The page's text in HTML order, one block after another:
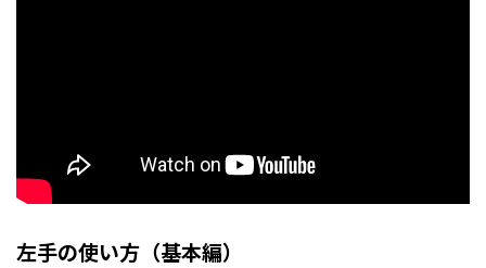
左手の使い方（基本編）